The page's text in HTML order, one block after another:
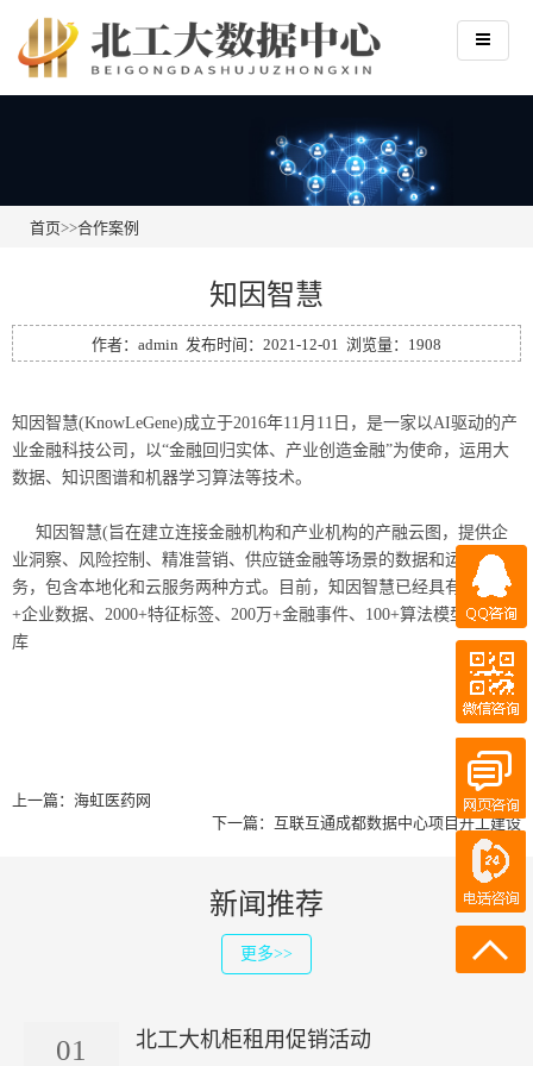
首页>>合作案例
知因智慧
作者：admin 发布时间：2021-12-01 浏览量：1908
知因智慧(KnowLeGene)成立于2016年11月11日，是一家以AI驱动的产
业金融科技公司，以“金融回归实体、产业创造金融”为使命，运用大
数据、知识图谱和机器学习算法等技术。
知因智慧(旨在建立连接金融机构和产业机构的产融云图，提供企
业洞察、风险控制、精准营销、供应链金融等场景的数据和运营服
务，包含本地化和云服务两种方式。目前，知因智慧已经具有5000万
+企业数据、2000+特征标签、200万+金融事件、100+算法模型等知识
库
上一篇： 海虹医药网
下一篇： 互联互通成都数据中心项目开工建设
新闻推荐
更多>>
01 北工大机柜租用促销活动
QQ咨询
在线客服
18911219358